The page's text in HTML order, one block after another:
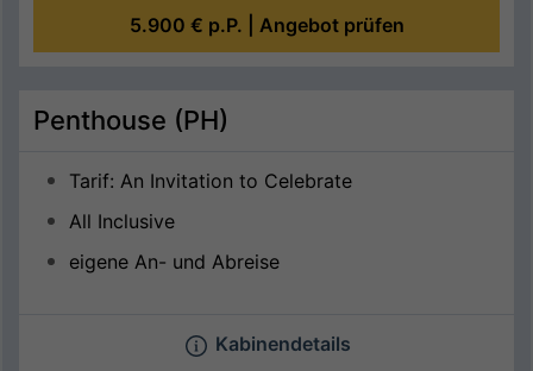
5.900 € p.P. | Angebot prüfen
Penthouse (PH)
Tarif: An Invitation to Celebrate
All Inclusive
eigene An- und Abreise
Kabinendetails